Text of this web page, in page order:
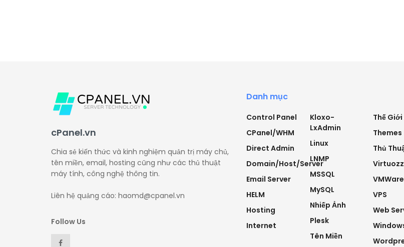
cPanel.vn
Chia sẻ kiến thức và kinh nghiệm quản trị máy chủ,
tên miền, email, hosting cũng như các thủ thuật
máy tính, công nghệ thông tin.
Liên hệ quảng cáo: haomd@cpanel.vn
Follow Us
Danh mục
Control Panel
CPanel/WHM
Direct Admin
Domain/Host/Server
Email Server
HELM
Hosting
Internet
Kloxo-
LxAdmin
Linux
LNMP
MSSQL
MySQL
Nhiếp Ảnh
Plesk
Tên Miền
Thế Giới
Themes
Thủ
VMWare
VPS
Web